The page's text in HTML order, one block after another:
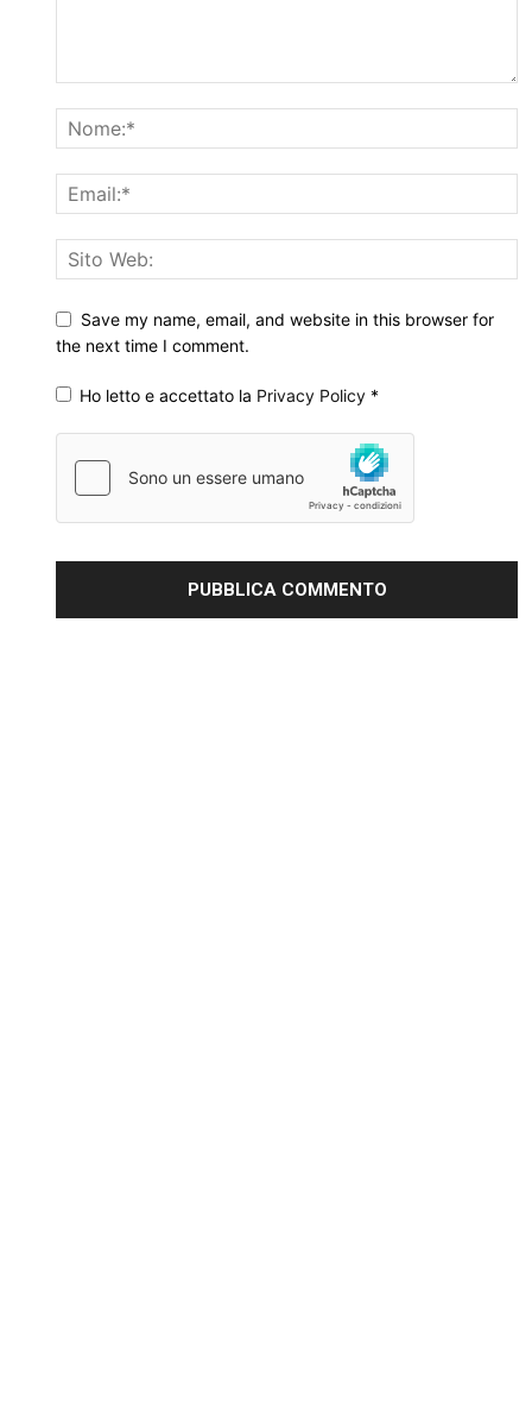
Save my name, email, and website in this browser for
the next time I comment.
Ho letto e accettato la Privacy Policy *